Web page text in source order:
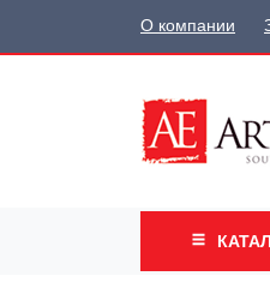
О компании